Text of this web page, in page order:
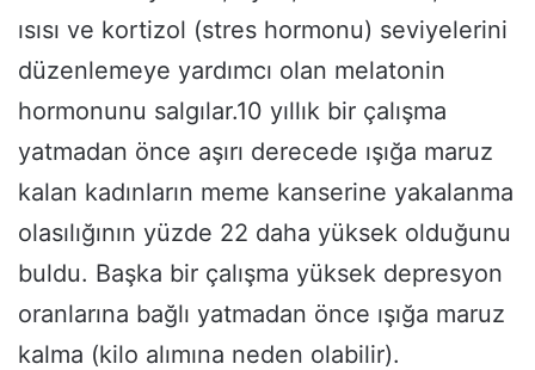
ısısı ve kortizol (stres hormonu) seviyelerini
düzenlemeye yardımcı olan melatonin
hormonunu salgılar.10 yıllık bir çalışma
yatmadan önce aşırı derecede ışığa maruz
kalan kadınların meme kanserine yakalanma
olasılığının yüzde 22 daha yüksek olduğunu
buldu. Başka bir çalışma yüksek depresyon
oranlarına bağlı yatmadan önce ışığa maruz
kalma (kilo alımına neden olabilir).